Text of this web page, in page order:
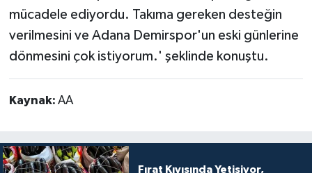
mücadele ediyordu. Takıma gereken desteğin
verilmesini ve Adana Demirspor'un eski günlerine
dönmesini çok istiyorum.' şeklinde konuştu.
Kaynak: AA
Fırat Kıyısında Yetişiyor,